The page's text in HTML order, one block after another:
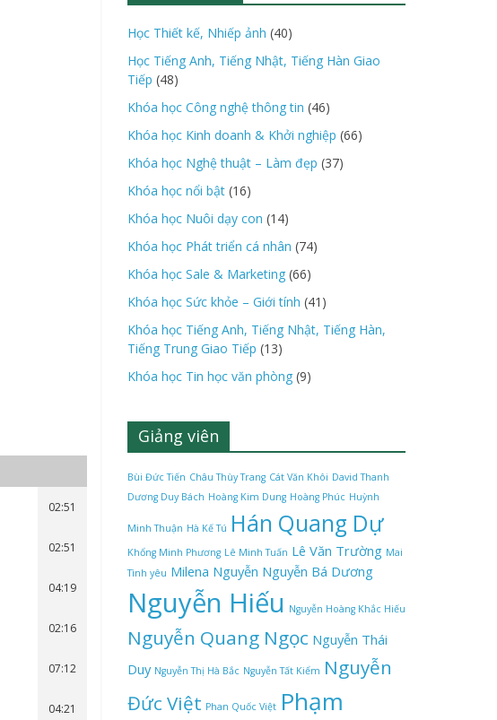
02:51
02:51
04:19
02:16
07:12
04:21
Học Thiết kế, Nhiếp ảnh (40)
Học Tiếng Anh, Tiếng Nhật, Tiếng Hàn Giao
Tiếp (48)
Khóa học Công nghệ thông tin (46)
Khóa học Kinh doanh & Khởi nghiệp (66)
Khóa học Nghệ thuật – Làm đẹp (37)
Khóa học nổi bật (16)
Khóa học Nuôi dạy con (14)
Khóa học Phát triển cá nhân (74)
Khóa học Sale & Marketing (66)
Khóa học Sức khỏe – Giới tính (41)
Khóa học Tiếng Anh, Tiếng Nhật, Tiếng Hàn,
Tiếng Trung Giao Tiếp (13)
Khóa học Tin học văn phòng (9)
Giảng viên
Bùi Đức Tiến Châu Thùy Trang Cát Văn Khôi David Thanh
Dương Duy Bách Hoàng Kim Dung Hoàng Phúc Huỳnh
Minh Thuận Hà Kế Tú Hán Quang Dự
Khổng Minh Phương Lê Minh Tuấn Lê Văn Trường Mai
Tình yêu Milena Nguyễn Nguyễn Bá Dương
Nguyễn Hiếu Nguyễn Hoàng Khắc Hiếu
Nguyễn Quang Ngọc Nguyễn Thái
Duy Nguyễn Thị Hà Bắc Nguyễn Tất Kiểm Nguyễn
Đức Việt Phan Quốc Việt Phạm